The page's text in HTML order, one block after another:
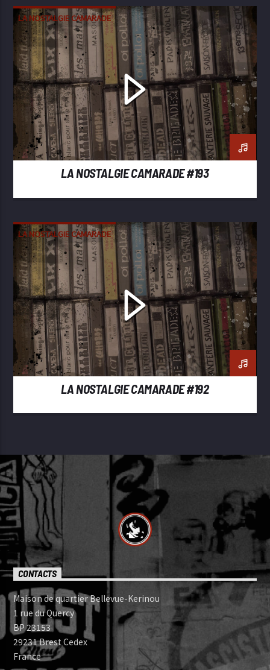
LA NOSTALGIE CAMARADE
LA NOSTALGIE CAMARADE #193
LA NOSTALGIE CAMARADE
LA NOSTALGIE CAMARADE #192
CONTACTS
Maison de quartier Bellevue-Kerinou
1 rue du Quercy
BP 23153
29231 Brest Cedex
France